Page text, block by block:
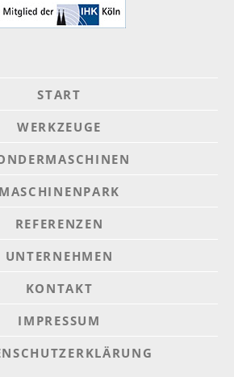
START
WERKZEUGE
MASCHINENPARK
REFERENZEN
UNTERNEHMEN
KONTAKT
IMPRESSUM